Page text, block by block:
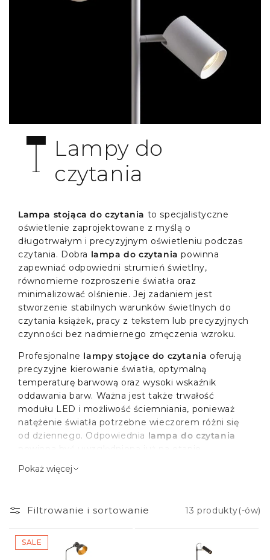
Lampy do
czytania
Lampa stojąca do czytania to specjalistyczne
oświetlenie zaprojektowane z myślą o
długotrwałym i precyzyjnym oświetleniu podczas
czytania. Dobra lampa do czytania powinna
zapewniać odpowiedni strumień świetlny,
równomierne rozproszenie światła oraz
minimalizować olśnienie. Jej zadaniem jest
stworzenie stabilnych warunków świetlnych do
czytania książek, pracy z tekstem lub precyzyjnych
czynności bez nadmiernego zmęczenia wzroku.
Profesjonalne lampy stojące do czytania oferują
precyzyjne kierowanie światła, optymalną
temperaturę barwową oraz wysoki wskaźnik
oddawania barw. Ważna jest także trwałość
modułu LED i możliwość ściemniania, ponieważ
natężenie światła potrzebne wieczorem różni się
od dziennego. Odpowiednia lampa do czytania
powinna być uwzględniona już na etapie
gdy planujesz osobny obwód przy fotelu lub łóżku.
Rola lampy stojącej do czytania
w aranżacji wnętrza
Lampa stojąca do czytania
pełni głównie funkcję
Pokaż więcej
Filtrowanie i sortowanie 13 produkty(-ów)
SALE